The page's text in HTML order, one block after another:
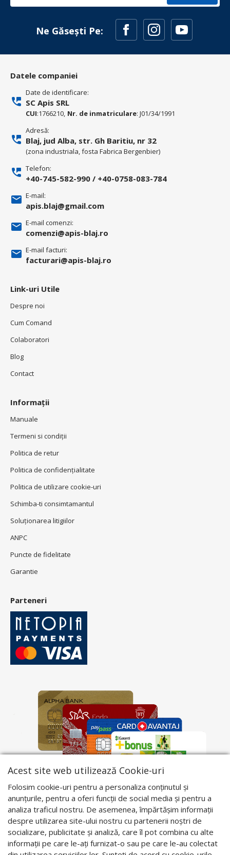
Ne Găsești Pe:
Datele companiei
Date de identificare:
SC Apis SRL
CUI:1766210, Nr. de inmatriculare: J01/34/1991
Adresă:
Blaj, jud Alba, str. Gh Baritiu, nr 32
(zona industriala, fosta Fabrica Bergenbier)
Telefon:
+40-745-582-990 / +40-0758-083-784
E-mail:
apis.blaj@gmail.com
E-mail comenzi:
comenzi@apis-blaj.ro
E-mail facturi:
facturari@apis-blaj.ro
Link-uri Utile
Despre noi
Cum Comand
Colaboratori
Blog
Contact
Informații
Manuale
Termeni si condiţii
Politica de retur
Politica de confidenţialitate
Politica de utilizare cookie-uri
Schimba-ti consimtamantul
Soluționarea litigiilor
ANPC
Puncte de fidelitate
Garantie
Parteneri
Acest site web utilizează Cookie-uri
Folosim cookie-uri pentru a personaliza conținutul și
anunțurile, pentru a oferi funcții de social media și pentru a
analiza traficul nostru. De asemenea, împărtășim informații
despre utilizarea site-ului nostru cu partenerii noștri de
socializare, publicitate și analiză, care îl pot combina cu alte
informații pe care le-ați furnizat-o sau pe care le-au colectat